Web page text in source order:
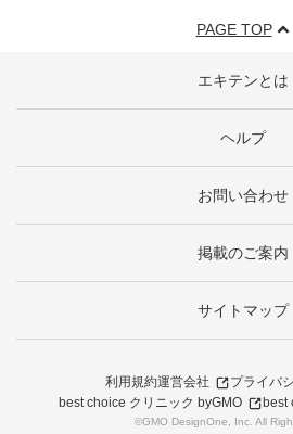
PAGE TOP
エキテンとは
ヘルプ
お問い合わせ
掲載のご案内
サイトマップ
利用規約運営会社
プライバ
best choice クリニック byGMO
best
©GMO DesignOne, Inc. All